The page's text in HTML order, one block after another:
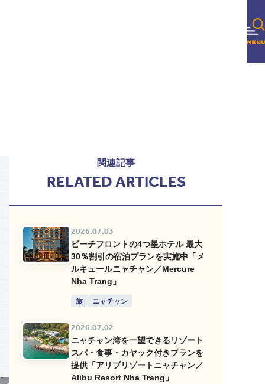
関連記事
RELATED ARTICLES
2026.07.03
ビーチフロントの4つ星ホテル 最大
30％割引の宿泊プランを実施中「メ
ルキュールニャチャン／Mercure
Nha Trang」
旅 ニャチャン
2026.07.02
ニャチャン湾を一望できるリゾート
スパ・食事・カヤック付きプランを
提供「アリブリゾートニャチャン／
Alibu Resort Nha Trang」